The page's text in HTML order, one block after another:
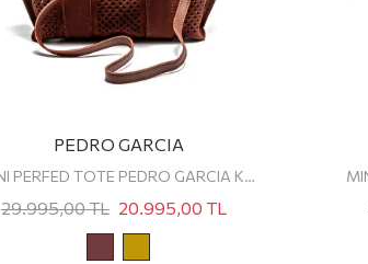
PEDRO GARCIA
MINI PERFED TOTE PEDRO GARCIA KADIN OMUZ ÇANTASI
29.995,00TL 20.995,00 TL